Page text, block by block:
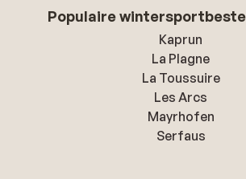
Populaire
Kaprun
La Plagne
La Toussuire
Les Arcs
Mayrhofen
Serfaus